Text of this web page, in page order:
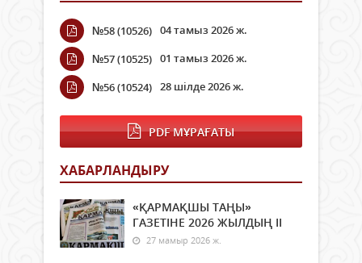
№58 (10526) 04 тамыз 2026 ж.
№57 (10525) 01 тамыз 2026 ж.
№56 (10524) 28 шілде 2026 ж.
PDF МҰРАҒАТЫ
ХАБАРЛАНДЫРУ
«ҚАРМАҚШЫ ТАҢЫ»
ГАЗЕТІНЕ 2026 ЖЫЛДЫҢ ІI
27 мамыр 2026 ж.